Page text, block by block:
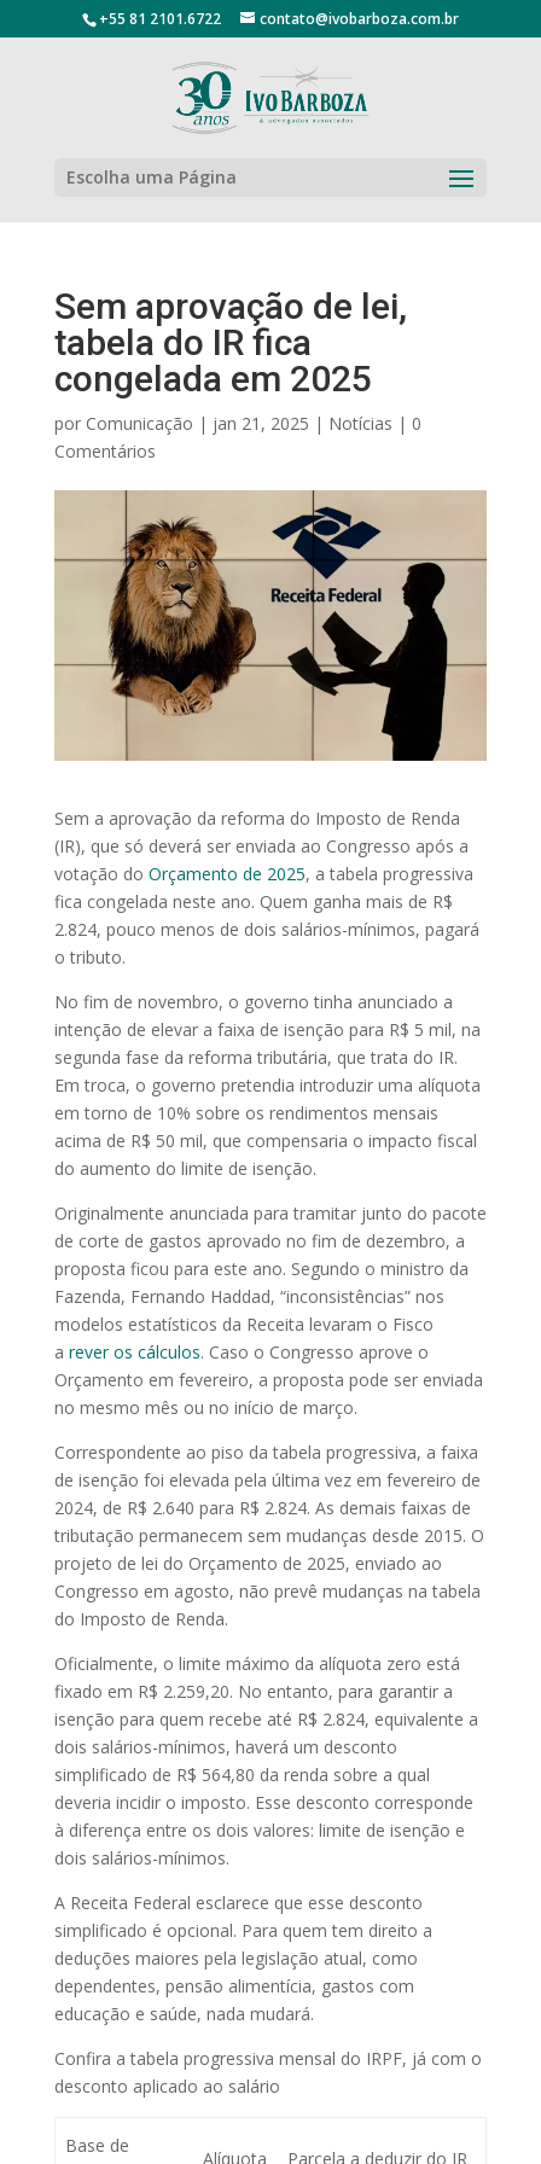
+55 81 2101.6722 contato@ivobarboza.com.br
Escolha uma Página
Sem aprovação de lei,
tabela do IR fica
congelada em 2025
por Comunicação | jan 21, 2025 | Notícias | 0
Comentários
Sem a aprovação da reforma do Imposto de Renda
(IR), que só deverá ser enviada ao Congresso após a
votação do Orçamento de 2025, a tabela progressiva
fica congelada neste ano. Quem ganha mais de R$
2.824, pouco menos de dois salários-mínimos, pagará
o tributo.
No fim de novembro, o governo tinha anunciado a
intenção de elevar a faixa de isenção para R$ 5 mil, na
segunda fase da reforma tributária, que trata do IR.
Em troca, o governo pretendia introduzir uma alíquota
em torno de 10% sobre os rendimentos mensais
acima de R$ 50 mil, que compensaria o impacto fiscal
do aumento do limite de isenção.
Originalmente anunciada para tramitar junto do pacote
de corte de gastos aprovado no fim de dezembro, a
proposta ficou para este ano. Segundo o ministro da
Fazenda, Fernando Haddad, “inconsistências” nos
modelos estatísticos da Receita levaram o Fisco
a rever os cálculos. Caso o Congresso aprove o
Orçamento em fevereiro, a proposta pode ser enviada
no mesmo mês ou no início de março.
Correspondente ao piso da tabela progressiva, a faixa
de isenção foi elevada pela última vez em fevereiro de
2024, de R$ 2.640 para R$ 2.824. As demais faixas de
tributação permanecem sem mudanças desde 2015. O
projeto de lei do Orçamento de 2025, enviado ao
Congresso em agosto, não prevê mudanças na tabela
do Imposto de Renda.
Oficialmente, o limite máximo da alíquota zero está
fixado em R$ 2.259,20. No entanto, para garantir a
isenção para quem recebe até R$ 2.824, equivalente a
dois salários-mínimos, haverá um desconto
simplificado de R$ 564,80 da renda sobre a qual
deveria incidir o imposto. Esse desconto corresponde
à diferença entre os dois valores: limite de isenção e
dois salários-mínimos.
A Receita Federal esclarece que esse desconto
simplificado é opcional. Para quem tem direito a
deduções maiores pela legislação atual, como
dependentes, pensão alimentícia, gastos com
educação e saúde, nada mudará.
Confira a tabela progressiva mensal do IRPF, já com o
desconto aplicado ao salário
Base de
Alíquota Parcela a deduzir do IR